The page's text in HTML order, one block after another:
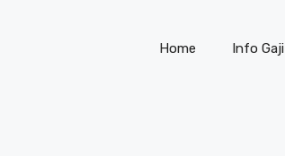
Home Info Gaji